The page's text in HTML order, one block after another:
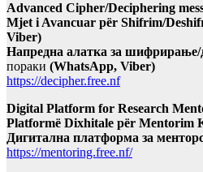
Advanced Cipher/Deciphering
Mjet i Avancuar për Shifrim/
Viber)
Напредна алатка за
пораки (WhatsApp, Viber)
https://decipher.free.nf
Digital Platform for Research
Platformë Dixhitale për Mentorim
Дигитална платформа за
https://mentoring.free.nf/